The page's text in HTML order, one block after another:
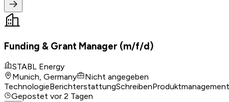
Funding & Grant Manager (m/f/d)
STABL Energy
Munich, Germany
Nicht angegeben
TechnologieBerichterstattungSchreibenProduktmanagement
Gepostet vor 2 Tagen